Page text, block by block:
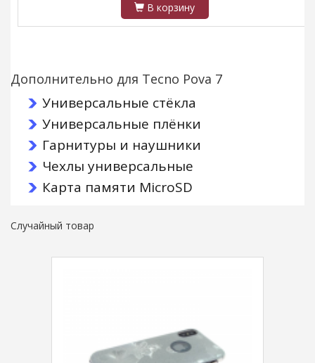
В корзину
Дополнительно для Tecno Pova 7
Универсальные стёкла
Универсальные плёнки
Гарнитуры и наушники
Чехлы универсальные
Карта памяти MicroSD
Случайный товар